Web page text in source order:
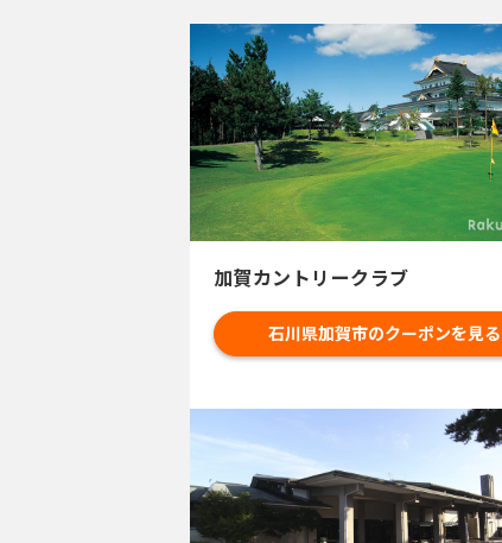
加賀カントリークラブ
石川県加賀市のクーポンを見る